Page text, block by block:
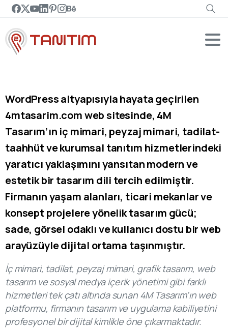
WordPress altyapısıyla hayata geçirilen
4mtasarim.com web sitesinde, 4M
Tasarım’ın iç mimari, peyzaj mimari, tadilat-
taahhüt ve kurumsal tanıtım hizmetlerindeki
yaratıcı yaklaşımını yansıtan modern ve
estetik bir tasarım dili tercih edilmiştir.
Firmanın yaşam alanları, ticari mekanlar ve
konsept projelere yönelik tasarım gücü;
sade, görsel odaklı ve kullanıcı dostu bir web
arayüzüyle dijital ortama taşınmıştır.
İç mimari, tadilat, peyzaj mimari, grafik tasarım, web
tasarım ve sosyal medya içerik yönetimi gibi farklı
hizmetleri tek çatı altında sunan 4M Tasarım’ın web
platformu, firmanın tasarım ve uygulama kabiliyetini
profesyonel bir dijital kimlikle öne çıkarmaktadır.